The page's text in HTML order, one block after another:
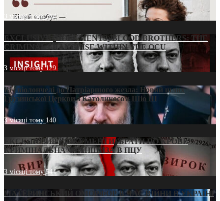
3 місяці тому214
EXCLUSIVE (DOCUMENTS)/BLOOD BROTHERS: THE
CRIMINAL FRANCHISE WITHIN THE OCU
3 місяці тому129
Від віолончелі до Патріаршого жезла: Новий шлях
Грузинської Церкви з Католикосом Шіо III
3 місяці тому 140
ЕКСКЛЮЗИВ (ДОКУМЕНТИ)/БРАТИ ПО КРОВІ:
КРИМІНАЛЬНА ФРАНШИЗА В ПЦУ
3 місяці тому544
МАТЕРИНСЬКИЙ ОМОРФОР В ЧАС ВІЙНИ В УКРАЇНІ